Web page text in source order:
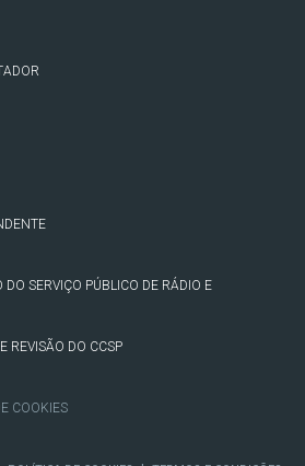
SERVIÇO PÚBLICO DE RÁDIO E
REVISÃO DO CCSP
COOKIES